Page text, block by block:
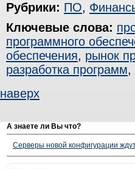
Рубрики: ПО,
Ключевые слова:
программного
обеспечения, рынок
разработка программ,
наверх
А знаете ли Вы что?
Серверы новой конфигурации